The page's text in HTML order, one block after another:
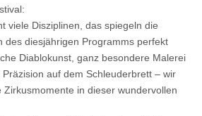
viele Disziplinen, das spiegeln die
des diesjährigen Programms perfekt
Diablokunst, ganz besondere Malerei
auf dem Schleuderbrett – wir
in dieser wundervollen